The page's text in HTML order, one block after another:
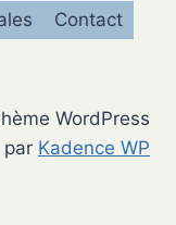
Contact
WordPress
par Kadence WP